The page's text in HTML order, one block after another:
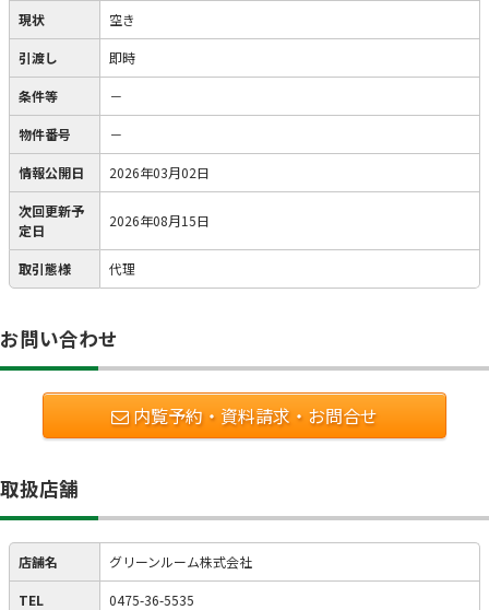
現状 空き
引渡し 即時
条件等 －
物件番号 －
情報公開日 2026年03月02日
次回更新予
定日
2026年08月15日
取引態様 代理
お問い合わせ
内覧予約・資料請求・お問合せ
取扱店舗
店舗名 グリーンルーム株式会社
TEL 0475-36-5535